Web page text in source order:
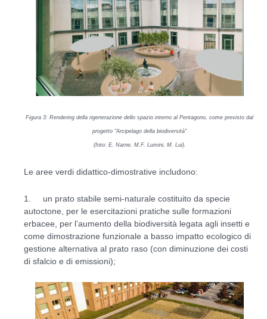
Figura 3: Rendering della rigenerazione dello spazio interno al Pentagono, come previsto dal
progetto "Arcipelago della biodiversità"
(foto: E. Narne, M.F. Lumini, M. Lui).
Le aree verdi didattico-dimostrative includono:
1. un prato stabile semi-naturale costituito da specie
autoctone, per le esercitazioni pratiche sulle formazioni
erbacee, per l’aumento della biodiversità legata agli insetti e
come dimostrazione funzionale a basso impatto ecologico di
gestione alternativa al prato raso (con diminuzione dei costi
di sfalcio e di emissioni);